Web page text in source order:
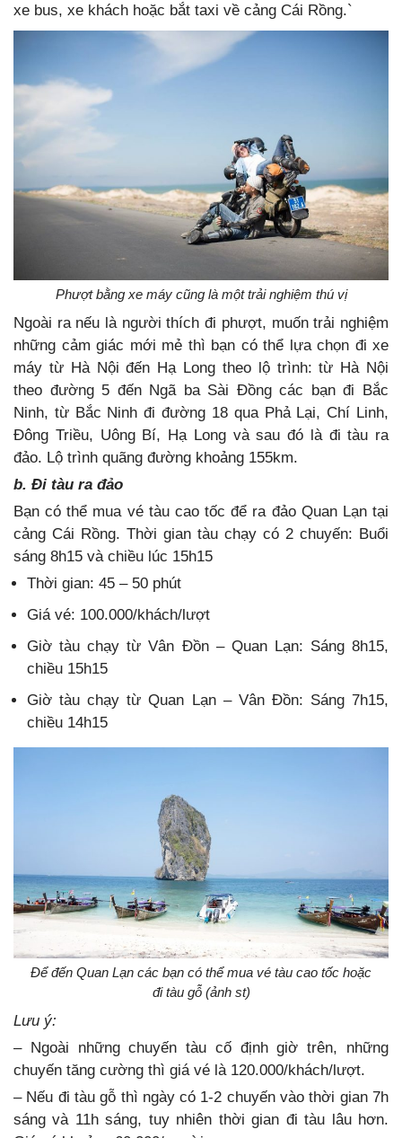
xe bus, xe khách hoặc bắt taxi về cảng Cái Rồng.`
Phượt bằng xe máy cũng là một trải nghiệm thú vị
Ngoài ra nếu là người thích đi phượt, muốn trải nghiệm
những cảm giác mới mẻ thì bạn có thể lựa chọn đi xe
máy từ Hà Nội đến Hạ Long theo lộ trình: từ Hà Nội
theo đường 5 đến Ngã ba Sài Đồng các bạn đi Bắc
Ninh, từ Bắc Ninh đi đường 18 qua Phả Lại, Chí Linh,
Đông Triều, Uông Bí, Hạ Long và sau đó là đi tàu ra
đảo. Lộ trình quãng đường khoảng 155km.
b. Đi tàu ra đảo
Bạn có thể mua vé tàu cao tốc để ra đảo Quan Lạn tại
cảng Cái Rồng. Thời gian tàu chạy có 2 chuyến: Buổi
sáng 8h15 và chiều lúc 15h15
Thời gian: 45 – 50 phút
Giá vé: 100.000/khách/lượt
Giờ tàu chạy từ Vân Đồn – Quan Lạn: Sáng 8h15,
chiều 15h15
Giờ tàu chạy từ Quan Lạn – Vân Đồn: Sáng 7h15,
chiều 14h15
Để đến Quan Lạn các bạn có thể mua vé tàu cao tốc hoặc
đi tàu gỗ (ảnh st)
Lưu ý:
– Ngoài những chuyến tàu cố định giờ trên, những
chuyến tăng cường thì giá vé là 120.000/khách/lượt.
– Nếu đi tàu gỗ thì ngày có 1-2 chuyến vào thời gian 7h
sáng và 11h sáng, tuy nhiên thời gian đi tàu lâu hơn.